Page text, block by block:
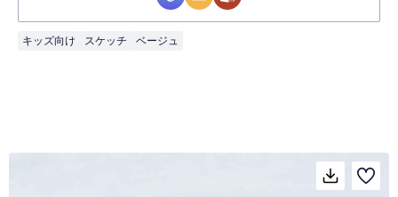
キッズ向け スケッチ ベージュ